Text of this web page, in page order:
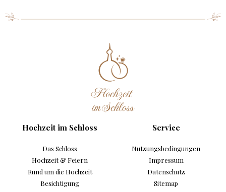
Hochzeit im Schloss
Das Schloss
Hochzeit & Feiern
Rund um die Hochzeit
Besichtigung
Service
Nutzungsbedingungen
Impressum
Datenschutz
Sitemap